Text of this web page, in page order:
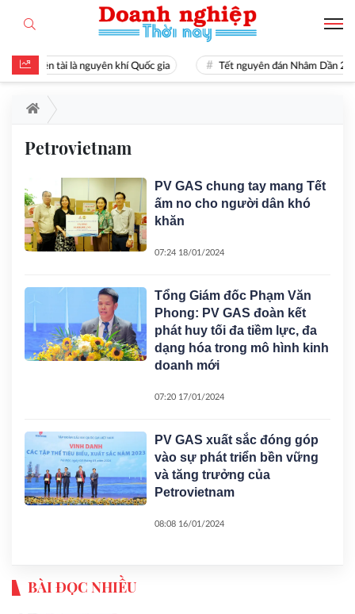
Hiền tài là nguyên khí Quốc gia Tết nguyên đán Nhâm Dần
Petrovietnam
PV GAS chung tay mang Tết
ấm no cho người dân khó
khăn
07:24 18/01/2024
Tổng Giám đốc Phạm Văn
Phong: PV GAS đoàn kết
phát huy tối đa tiềm lực, đa
dạng hóa trong mô hình kinh
doanh mới
07:20 17/01/2024
PV GAS xuất sắc đóng góp
vào sự phát triển bền vững
và tăng trưởng của
Petrovietnam
08:08 16/01/2024
BÀI ĐỌC NHIỀU